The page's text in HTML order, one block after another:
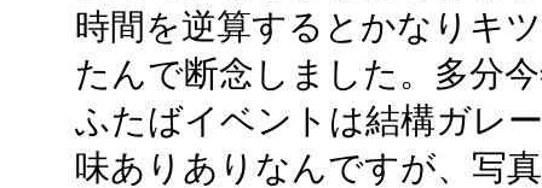
時間を逆算するとかなりキ
たんで断念しました。多分
ふたばイベントは結構ガレ
味ありありなんですが、写